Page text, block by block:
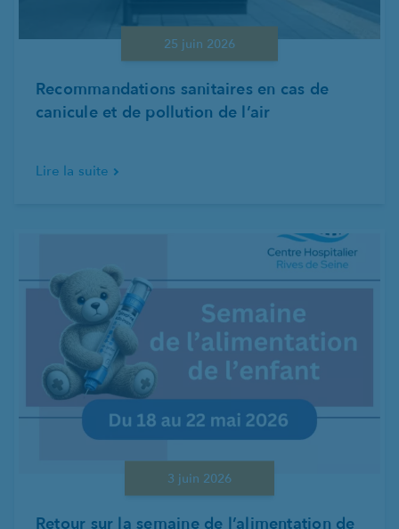
25 juin 2026
Recommandations sanitaires en cas de
canicule et de pollution de l’air
Lire la suite
3 juin 2026
Retour sur la semaine de l’alimentation de